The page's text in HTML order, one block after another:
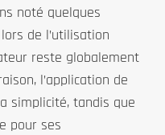
noté quelques
de l’utilisation
reste globalement
l’application de
simplicité, tandis que
pour ses